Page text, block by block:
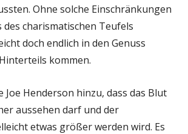
Ohne solche Einschränkungen
des charismatischen Teufels
doch endlich in den Genuss
kommen.
Henderson hinzu, dass das Blut
aussehen darf und der
etwas größer werden wird. Es